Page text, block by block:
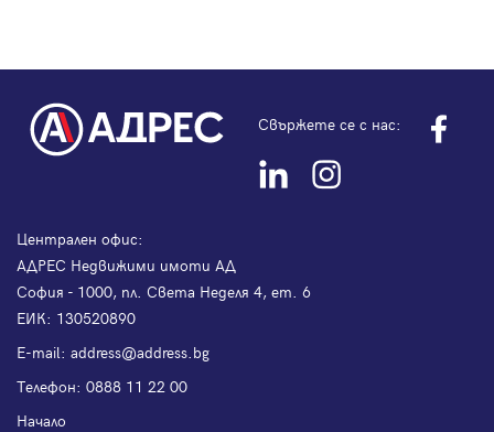
Свържете се с нас:
Централен офис:
АДРЕС Недвижими имоти АД
София - 1000, пл. Света Неделя 4, ет. 6
ЕИК: 130520890
Е-mail: address@address.bg
Телефон: 0888 11 22 00
Начало